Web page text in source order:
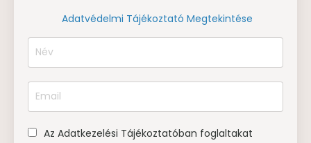
Adatvédelmi Tájékoztató Megtekintése
Az Adatkezelési Tájékoztatóban foglaltakat